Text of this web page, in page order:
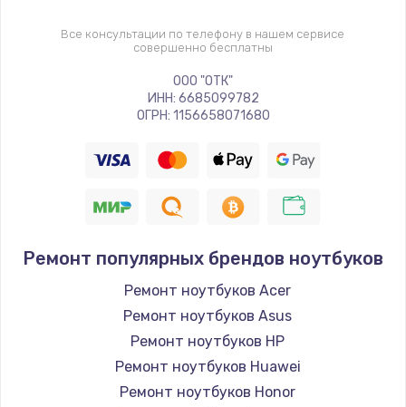
Все консультации по телефону в нашем сервисе
совершенно бесплатны
ООО "ОТК"
ИНН: 6685099782
ОГРН: 1156658071680
Ремонт популярных брендов ноутбуков
Ремонт ноутбуков Acer
Ремонт ноутбуков Asus
Ремонт ноутбуков HP
Ремонт ноутбуков Huawei
Ремонт ноутбуков Honor